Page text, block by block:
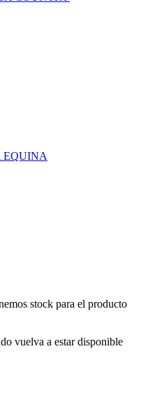
stock para el producto
vuelva a estar disponible